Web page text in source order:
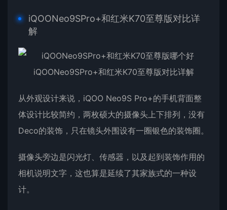
iQOONeo9SPro+和红米K70至尊版对比详
解
从外观设计来说，iQOO Neo9S Pro+的手机背面整
体设计比较简约，两枚硕大的摄像头上下排列，没有
Deco的装饰，只在镜头外围设有一圈银色的装饰圈。
摄像头旁边是闪光灯、传感器，以及起到装饰作用的
相机说明文字，这也算是延续了其家族式的一种设
计。